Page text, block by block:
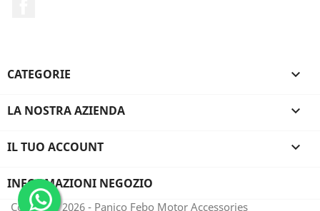
CATEGORIE 
LA NOSTRA AZIENDA 
IL TUO ACCOUNT 
INFORMAZIONI NEGOZIO
Copyright 2026 - Panico Febo Motor Accessories